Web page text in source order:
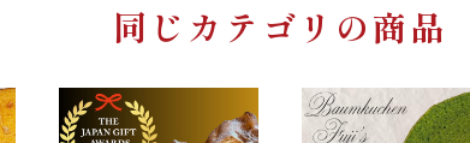
同じカテゴリの商品